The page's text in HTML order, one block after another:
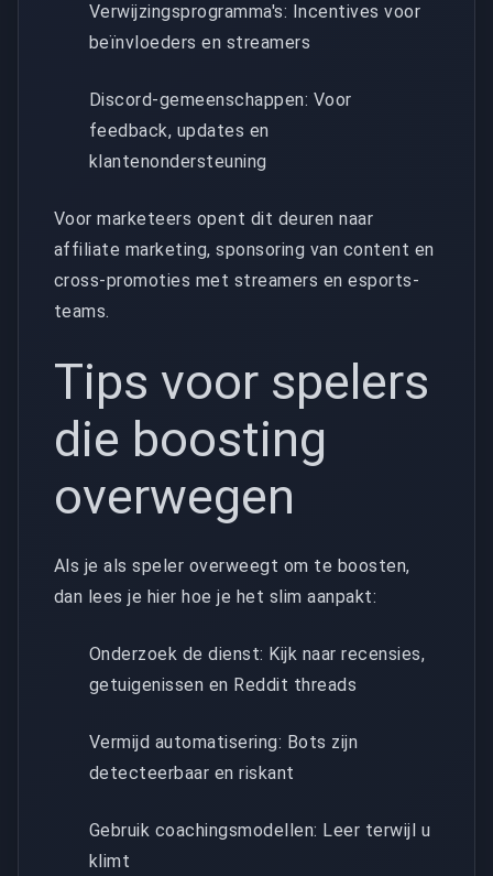
Verwijzingsprogramma's: Incentives voor
beïnvloeders en streamers
Discord-gemeenschappen: Voor
feedback, updates en
klantenondersteuning
Voor marketeers opent dit deuren naar
affiliate marketing, sponsoring van content en
cross-promoties met streamers en esports-
teams.
Tips voor spelers
die boosting
overwegen
Als je als speler overweegt om te boosten,
dan lees je hier hoe je het slim aanpakt:
Onderzoek de dienst: Kijk naar recensies,
getuigenissen en Reddit threads
Vermijd automatisering: Bots zijn
detecteerbaar en riskant
Gebruik coachingsmodellen: Leer terwijl u
klimt